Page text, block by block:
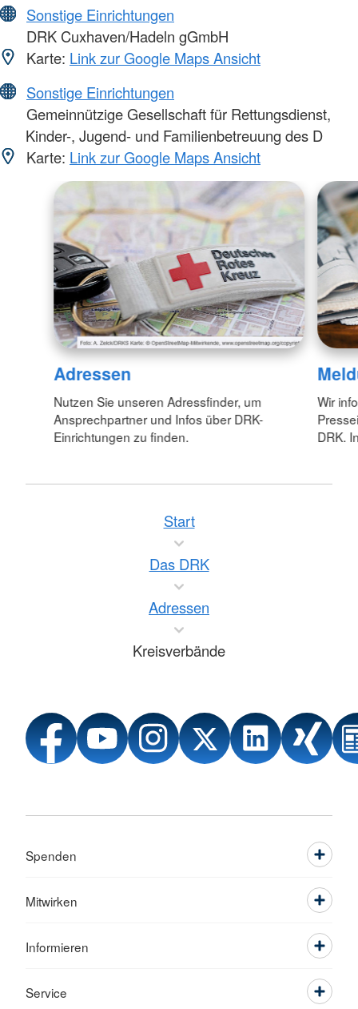
Sonstige Einrichtungen
DRK Cuxhaven/Hadeln gGmbH
Karte: Link zur Google Maps Ansicht
Sonstige Einrichtungen
Gemeinnützige Gesellschaft für Rettungsdienst,
Kinder-, Jugend- und Familienbetreuung des D
Karte: Link zur Google Maps Ansicht
Adressen
Nutzen Sie unseren Adressfinder, um
Ansprechpartner und Infos über DRK-
Einrichtungen zu finden.
Wir
DRK.
Start
Das DRK
Adressen
Kreisverbände
Spenden
Mitwirken
Informieren
Service